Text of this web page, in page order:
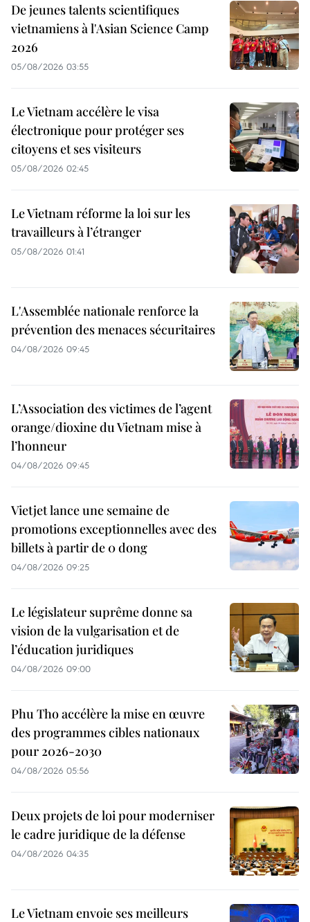
De jeunes talents scientifiques
vietnamiens à l'Asian Science Camp
2026
05/08/2026 03:55
Le Vietnam accélère le visa
électronique pour protéger ses
citoyens et ses visiteurs
05/08/2026 02:45
Le Vietnam réforme la loi sur les
travailleurs à l’étranger
05/08/2026 01:41
L'Assemblée nationale renforce la
prévention des menaces sécuritaires
04/08/2026 09:45
L’Association des victimes de l’agent
orange/dioxine du Vietnam mise à
l’honneur
04/08/2026 09:45
Vietjet lance une semaine de
promotions exceptionnelles avec des
billets à partir de 0 dong
04/08/2026 09:25
Le législateur suprême donne sa
vision de la vulgarisation et de
l’éducation juridiques
04/08/2026 09:00
Phu Tho accélère la mise en œuvre
des programmes cibles nationaux
pour 2026-2030
04/08/2026 05:56
Deux projets de loi pour moderniser
le cadre juridique de la défense
04/08/2026 04:35
Le Vietnam envoie ses meilleurs